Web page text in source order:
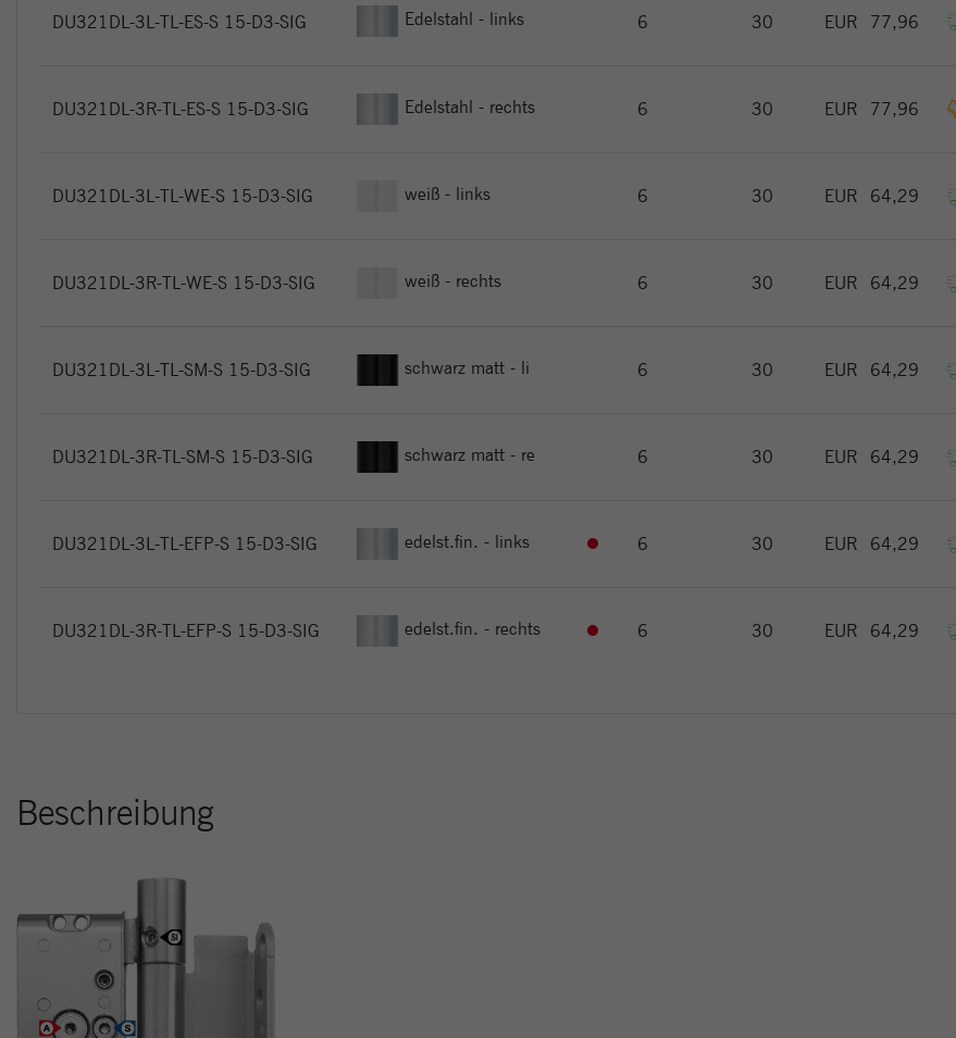
DU321DL-3L-TL-ES-S 15-D3-SIG Edelstahl - links 6 30 EUR 77,96
DU321DL-3R-TL-ES-S 15-D3-SIG Edelstahl - rechts 6 30 EUR 77,96
DU321DL-3L-TL-WE-S 15-D3-SIG weiß - links 6 30 EUR 64,29
DU321DL-3R-TL-WE-S 15-D3-SIG weiß - rechts 6 30 EUR 64,29
DU321DL-3L-TL-SM-S 15-D3-SIG schwarz matt - li 6 30 EUR 64,29
DU321DL-3R-TL-SM-S 15-D3-SIG schwarz matt - re 6 30 EUR 64,29
DU321DL-3L-TL-EFP-S 15-D3-SIG edelst.fin. - links 6 30 EUR 64,29
DU321DL-3R-TL-EFP-S 15-D3-SIG edelst.fin. - rechts 6 30 EUR 64,29
Beschreibung
Google Analytics